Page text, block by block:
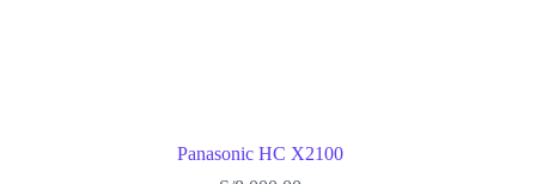
Panasonic HC X2100